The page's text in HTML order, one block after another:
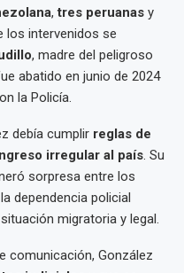
,tres peruanas y
los intervenidos se
, madre del peligroso
abatido en junio de 2024
la Policía.
debía cumplir reglas de
irregular al país . Su
sorpresa entre los
dependencia policial
migratoria y legal.
comunicación, González